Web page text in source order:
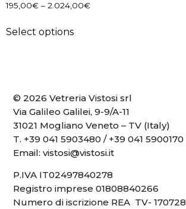
195,00€ – 2.024,00€
Select options
© 2026 Vetreria Vistosi srl
Via Galileo Galilei, 9-9/A-11
31021 Mogliano Veneto – TV (Italy)
T. +39 041 5903480 / +39 041 5900170
Email:vistosi@vistosi.it
P.IVA IT02497840278
Registro imprese 01808840266
Numero di iscrizione REA TV- 170728